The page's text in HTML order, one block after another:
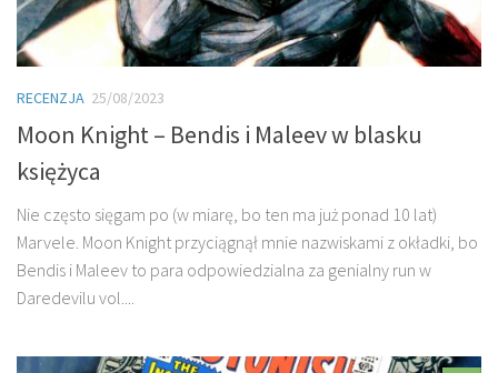
RECENZJA 25/08/2023
Moon Knight – Bendis i Maleev w blasku
księżyca
Nie często sięgam po (w miarę, bo ten ma już ponad 10 lat)
Marvele. Moon Knight przyciągnął mnie nazwiskami z okładki, bo
Bendis i Maleev to para odpowiedzialna za genialny run w
Daredevilu vol....